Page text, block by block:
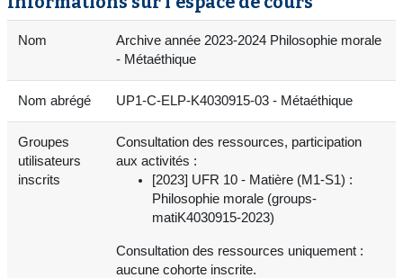
Nom
Archive année 2023-2024 Philosophie morale
- Métaéthique
Nom abrégé UP1-C-ELP-K4030915-03 - Métaéthique
Groupes
utilisateurs
inscrits
Consultation des ressources, participation
aux activités :
[2023] UFR 10 - Matière (M1-S1) :
Philosophie morale (groups-
matiK4030915-2023)
Consultation des ressources uniquement :
aucune cohorte inscrite.